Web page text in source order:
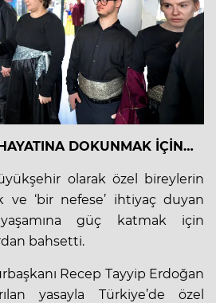
DOKUNMAK İÇİN…
olarak özel bireylerin
ve ‘bir nefese’ ihtiyaç duyan
güç katmak için
bahsetti.
Recep Tayyip Erdoğan
yasayla Türkiye’de özel